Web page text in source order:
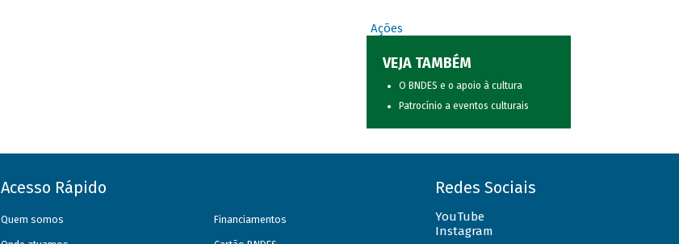
Ações
VEJA TAMBÉM
O BNDES e o apoio à cultura
Patrocínio a eventos culturais
Acesso Rápido
Quem somos Financiamentos
Redes Sociais
YouTube
Instagram